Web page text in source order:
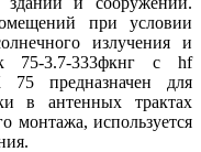
при условии
излучения и
75-3.7-333фкнг с hf
75 предназначен для
в антенных трактах
монтажа, используется